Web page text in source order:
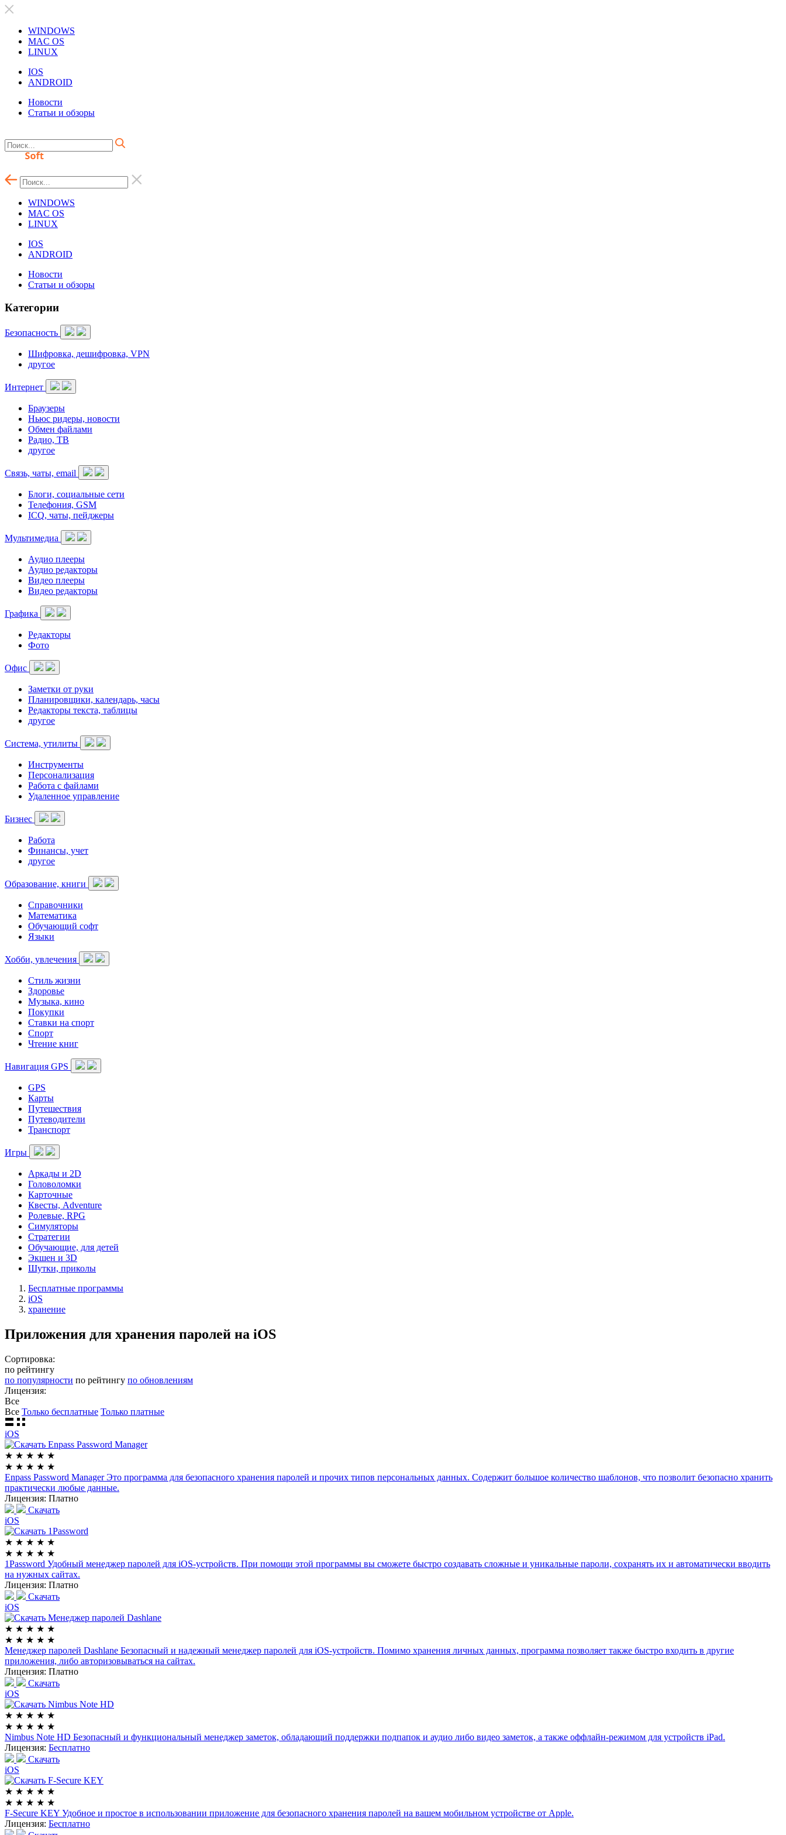
WINDOWS
MAC OS
LINUX
IOS
ANDROID
Новости
Статьи и обзоры
WINDOWS
MAC OS
LINUX
IOS
ANDROID
Новости
Статьи и обзоры
Категории
Безопасность
Шифровка, дешифровка, VPN
другое
Интернет
Браузеры
Ньюс ридеры, новости
Обмен файлами
Радио, ТВ
другое
Связь, чаты, email
Блоги, социальные сети
Телефония, GSM
ICQ, чаты, пейджеры
Мультимедиа
Аудио плееры
Аудио редакторы
Видео плееры
Видео редакторы
Графика
Редакторы
Фото
Офис
Заметки от руки
Планировщики, календарь, часы
Редакторы текста, таблицы
другое
Система, утилиты
Инструменты
Персонализация
Работа с файлами
Удаленное управление
Бизнес
Работа
Финансы, учет
другое
Образование, книги
Справочники
Математика
Обучающий софт
Языки
Хобби, увлечения
Стиль жизни
Здоровье
Музыка, кино
Покупки
Ставки на спорт
Спорт
Чтение книг
Навигация GPS
GPS
Карты
Путешествия
Путеводители
Транспорт
Игры
Аркады и 2D
Головоломки
Карточные
Квесты, Adventure
Ролевые, RPG
Симуляторы
Стратегии
Обучающие, для детей
Экшен и 3D
Шутки, приколы
Бесплатные программы
iOS
хранение
Приложения для хранения паролей на iOS
Сортировка:
по рейтингу
по популярности по рейтингу по обновлениям
Лицензия:
Все
Все Только бесплатные Только платные
iOS
★ ★ ★ ★ ★
★ ★ ★ ★ ★
Enpass Password ManagerЭто программа для безопасного хранения паролей и прочих типов персональных данных. Содержит большое количество шаблонов, что позволит безопасно хранить
практически любые данные.
Лицензия: Платно
Скачать
iOS
★ ★ ★ ★ ★
★ ★ ★ ★ ★
1Password Удобный менеджер паролей для iOS-устройств. При помощи этой программы вы сможете быстро создавать сложные и уникальные пароли, сохранять их и автоматически вводить
на нужных сайтах.
Лицензия: Платно
Скачать
iOS
★ ★ ★ ★ ★
★ ★ ★ ★ ★
Менеджер паролей Dashlane Безопасный и надежный менеджер паролей для iOS-устройств. Помимо хранения личных данных, программа позволяет также быстро входить в другие
приложения, либо авторизовываться на сайтах.
Лицензия: Платно
Скачать
iOS
★ ★ ★ ★ ★
★ ★ ★ ★ ★
Nimbus Note HD Безопасный и функциональный менеджер заметок, обладающий поддержки подпапок и аудио либо видео заметок, а также оффлайн-режимом для устройств iPad.
Лицензия: Бесплатно
Скачать
iOS
★ ★ ★ ★ ★
★ ★ ★ ★ ★
F-Secure KEY Удобное и простое в использовании приложение для безопасного хранения паролей на вашем мобильном устройстве от Apple.
Лицензия: Бесплатно